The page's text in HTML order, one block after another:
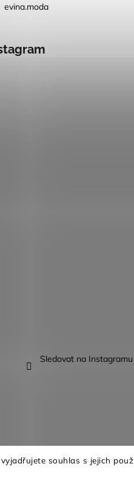
souhlas s jejich
evina.moda
Sledovat na Instagramu